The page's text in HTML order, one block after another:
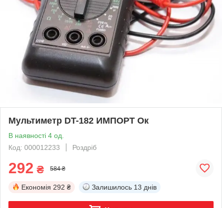
Мультиметр DT-182 ИМПОРТ Ок
В наявності 4 од.
Код: 000012233
Роздріб
292 ₴ 584 ₴
Економія 292 ₴ Залишилось 13 днів